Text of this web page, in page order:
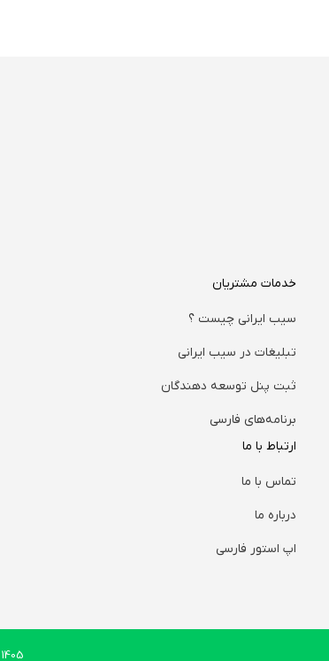
خدمات مشتریان
سیب ایرانی چیست ؟
تبلیغات در سیب ایرانی
ثبت پنل توسعه دهندگان
برنامه‌های فارسی
ارتباط با ما
تماس با ما
درباره ما
اپ استور فارسی
1405